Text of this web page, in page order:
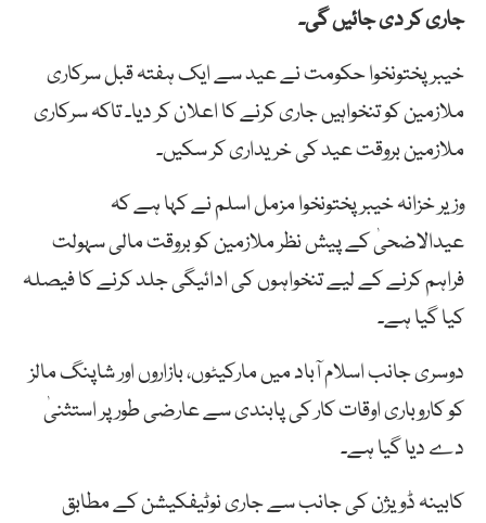
جاری کر دی جائیں گی۔
خیبر پختونخوا حکومت نے عید سے ایک ہفتہ قبل سرکاری
ملازمین کو تنخواہیں جاری کرنے کا اعلان کر دیا۔ تاکہ سرکاری
ملازمین بروقت عید کی خریداری کر سکیں۔
وزیر خزانہ خیبر پختونخوا مزمل اسلم نے کہا ہے کہ
عیدالاضحیٰ کے پیش نظر ملازمین کو بروقت مالی سہولت
فراہم کرنے کے لیے تنخواہوں کی ادائیگی جلد کرنے کا فیصلہ
کیا گیا ہے۔
دوسری جانب اسلام آباد میں مارکیٹوں، بازاروں اور شاپنگ مالز
کو کاروباری اوقات کار کی پابندی سے عارضی طور پر استثنیٰ
دے دیا گیا ہے۔
کابینہ ڈویژن کی جانب سے جاری نوٹیفکیشن کے مطابق